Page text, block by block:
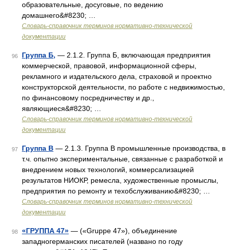
образовательные, досуговые, по ведению
домашнего&#8230; …
Словарь-справочник терминов нормативно-технической
документации
96 Группа Б, — 2.1.2. Группа Б, включающая предприятия
коммерческой, правовой, информационной сферы,
рекламного и издательского дела, страховой и проектно
конструкторской деятельности, по работе с недвижимостью,
по финансовому посредничеству и др.,
являющиеся&#8230; …
Словарь-справочник терминов нормативно-технической
документации
97 Группа В — 2.1.3. Группа В промышленные производства, в
т.ч. опытно экспериментальные, связанные с разработкой и
внедрением новых технологий, коммерсализацией
результатов НИОКР, ремесла, художественные промыслы,
предприятия по ремонту и техобслуживанию&#8230; …
Словарь-справочник терминов нормативно-технической
документации
98 «ГРУППА 47» — («Gruppe 47»), объединение
западногерманских писателей (названо по году